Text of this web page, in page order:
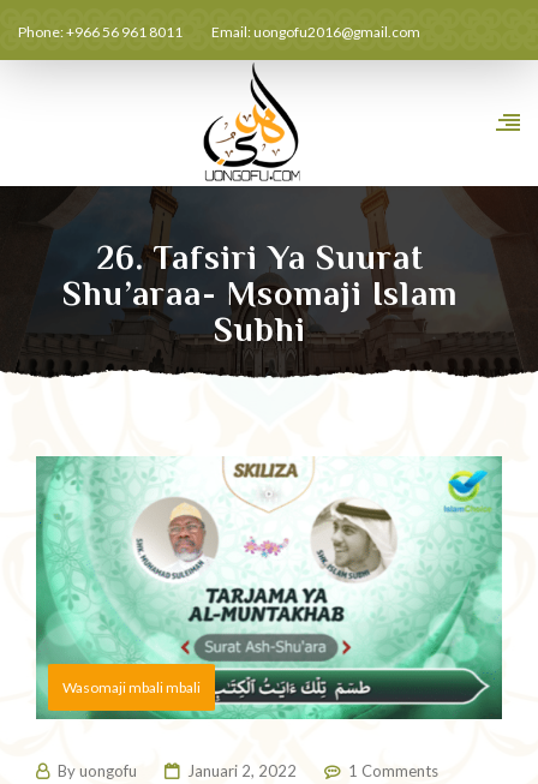
Phone: +966 56 961 8011 Email:uongofu2016@gmail.com
26. Tafsiri Ya Suurat
Shu’araa- Msomaji Islam
Subhi
Wasomaji mbali mbali
Byuongofu Januari 2, 2022 1 Comments